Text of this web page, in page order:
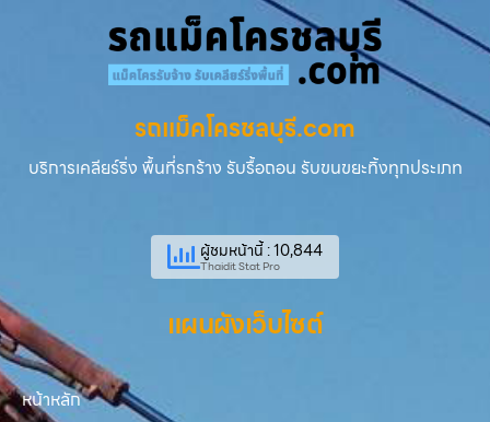
รถแม็คโครชลบุรี.com
บริการเคลียร์ริ่ง พื้นที่รกร้าง รับรื้อถอน รับขนขยะทิ้งทุกประเภท
ผู้ชมหน้านี้ : 10,844
Thaidit Stat Pro
แผนผังเว็บไซต์
หน้าหลัก